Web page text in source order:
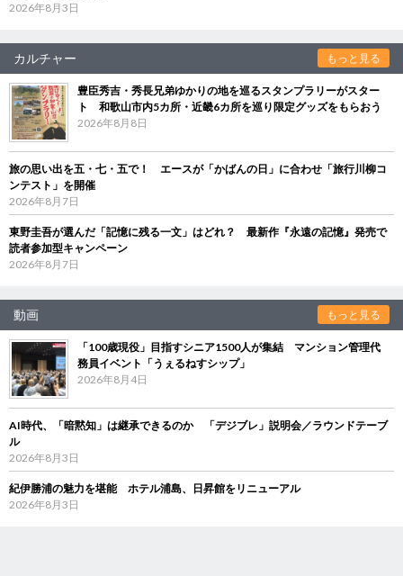
2026年8月3日
カルチャー もっと見る
豊臣秀吉・秀長兄弟ゆかりの地を巡るスタンプラリーがスター
ト 和歌山市内5カ所・近畿6カ所を巡り限定グッズをもらおう
2026年8月8日
旅の思い出を五・七・五で！ エースが「かばんの日」に合わせ「旅行川柳コ
ンテスト」を開催
2026年8月7日
東野圭吾が選んだ「記憶に残る一文」はどれ？ 最新作『永遠の記憶』発売で
読者参加型キャンペーン
2026年8月7日
動画 もっと見る
「100歳現役」目指すシニア1500人が集結 マンション管理代
務員イベント「うぇるねすシップ」
2026年8月4日
AI時代、「暗黙知」は継承できるのか 「デジブレ」説明会／ラウンドテーブ
ル
2026年8月3日
紀伊勝浦の魅力を堪能 ホテル浦島、日昇館をリニューアル
2026年8月3日